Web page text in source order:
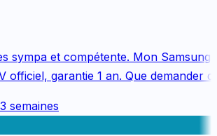
et compétente. Mon Samsung
garantie 1 an. Que demander de